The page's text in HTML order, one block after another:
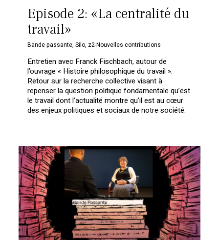
Episode 2: «La centralité du
travail»
Bande passante,Silo, z2-Nouvelles contributions
Entretien avec Franck Fischbach, autour de
l’ouvrage « Histoire philosophique du travail ».
Retour sur la recherche collective visant à
repenser la question politique fondamentale qu’est
le travail dont l’actualité montre qu’il est au cœur
des enjeux politiques et sociaux de notre société.